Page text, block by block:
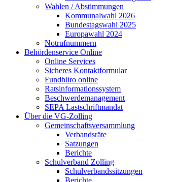
Wahlen / Abstimmungen
Kommunalwahl 2026
Bundestagswahl 2025
Europawahl 2024
Notrufnummern
Behördenservice Online
Online Services
Sicheres Kontaktformular
Fundbüro online
Ratsinformationssystem
Beschwerdemanagement
SEPA Lastschriftmandat
Über die VG-Zolling
Gemeinschaftsversammlung
Verbandsräte
Satzungen
Berichte
Schulverband Zolling
Schulverbandssitzungen
Berichte